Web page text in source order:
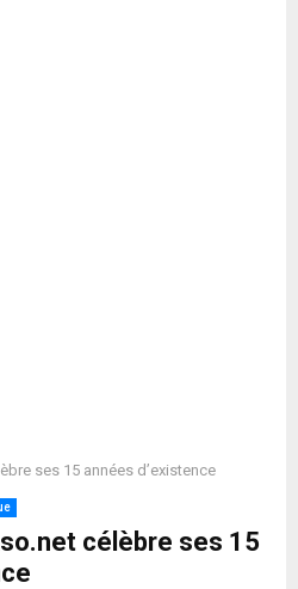
ses 15 années d’existence
célèbre ses 15